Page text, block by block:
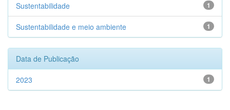
1
Sustentabilidade
1
Sustentabilidade e meio ambiente
Data de Publicação
1
2023